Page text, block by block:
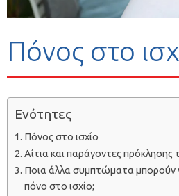
Πόνος στο
Ενότητες
Πόνος στο ισχίο
Αίτια και παράγοντες πρόκλησης
Ποια άλλα συμπτώματα μπορούν
πόνο στο ισχίο;